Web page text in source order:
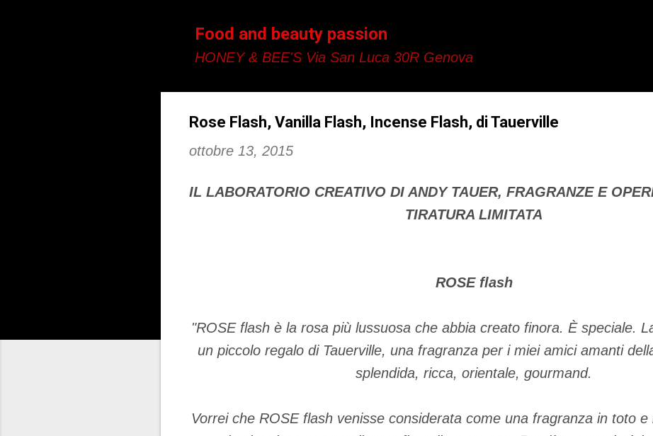
Food and beauty passion
HONEY & BEE'S Via San Luca 30R Genova
Rose Flash, Vanilla Flash, Incense Flash, di Tauerville
ottobre 13, 2015
IL LABORATORIO CREATIVO DI ANDY TAUER, FRAGRANZE E
TIRATURA LIMITATA
ROSE flash
"ROSE flash è la rosa più lussuosa che abbia creato finora. È speciale.
un piccolo regalo di Tauerville, una fragranza per i miei amici amanti
splendida, ricca, orientale, gourmand.
Vorrei che ROSE flash venisse considerata come una fragranza in toto